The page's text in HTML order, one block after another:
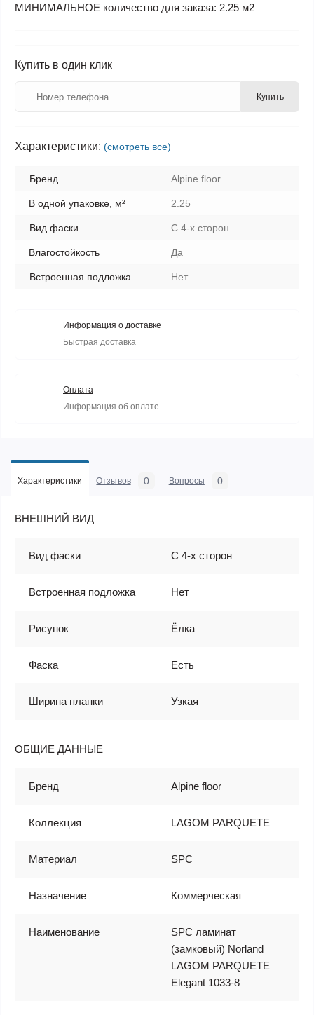
МИНИМАЛЬНОЕ количество для заказа: 2.25 м2
Купить в один клик
Купить
Характеристики: (смотреть все)
Бренд Alpine floor
В одной упаковке, м² 2.25
Вид фаски С 4-х сторон
Влагостойкость Да
Встроенная подложка Нет
Информация о доставке
Быстрая доставка
Оплата
Информация об оплате
Характеристики Отзывов 0 Вопросы 0
ВНЕШНИЙ ВИД
Вид фаски С 4-х сторон
Встроенная подложка Нет
Рисунок Ёлка
Фаска Есть
Ширина планки Узкая
ОБЩИЕ ДАННЫЕ
Бренд Alpine floor
Коллекция LAGOM PARQUETE
Материал SPC
Назначение Коммерческая
Наименование
SPC ламинат
(замковый) Norland
LAGOM PARQUETE
Elegant 1033-8